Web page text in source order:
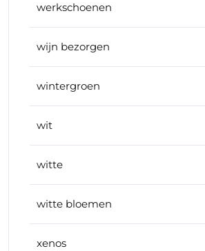
werkschoenen
wijn bezorgen
wintergroen
wit
witte
witte bloemen
xenos